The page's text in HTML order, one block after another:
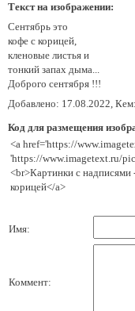
Текст на изображении:
Сентябрь это
кофе с корицей,
кленовые листья и
тонкий запах дыма...
Доброго сентября !!!
Добавлено: 17.08.2022,
Код для размещения
<a href='https://
'https://www.imagetext.ru/
<br>Картинки с надписями
корицей</a>
Имя:
Коммент: